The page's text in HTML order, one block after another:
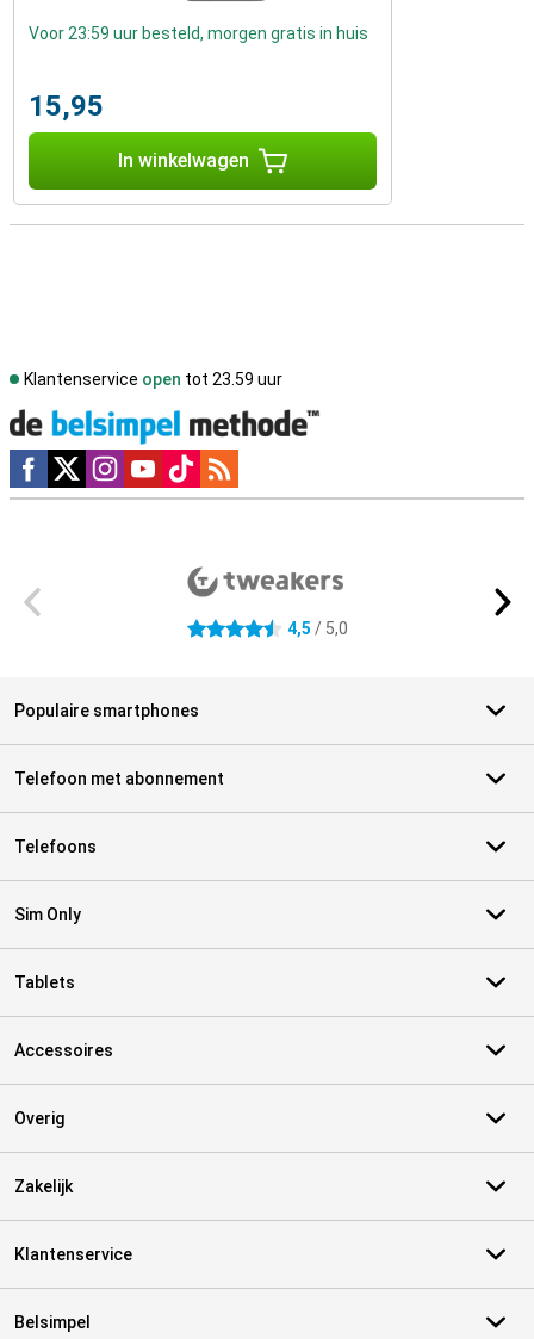
Voor 23:59 uur besteld, morgen gratis in huis
15,95
In winkelwagen
Klantenservice open tot 23.59 uur
Social media
4.5 sterren 4,5 / 5,0
Populaire smartphones
Telefoon met abonnement
Telefoons
Sim Only
Tablets
Accessoires
Overig
Zakelijk
Klantenservice
Belsimpel